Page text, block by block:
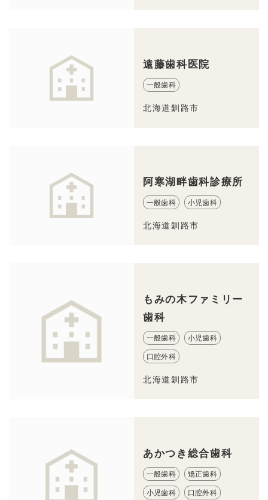
遠藤歯科医院
一般歯科
北海道釧路市
阿寒湖畔歯科診療所
一般歯科 小児歯科
北海道釧路市
もみの木ファミリー
歯科
一般歯科 小児歯科
口腔外科
北海道釧路市
あかつき総合歯科
一般歯科 矯正歯科
小児歯科 口腔外科